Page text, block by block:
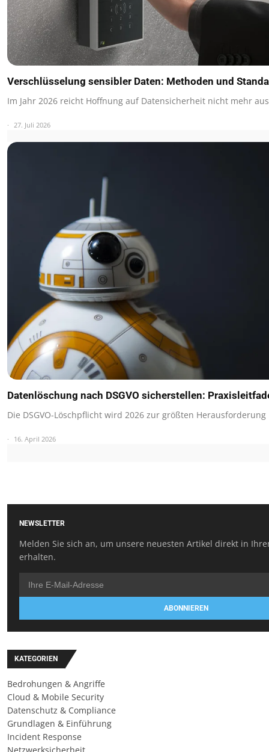
Verschlüsselung sensibler Daten: Methoden und
Im Jahr 2026 reicht Hoffnung auf Datensicherheit nicht mehr
27. Juli 2026
Datenlöschung nach DSGVO sicherstellen:
Die DSGVO-Löschpflicht wird 2026 zur größten
16. April 2026
NEWSLETTER
Melden Sie sich an, um unsere neuesten Artikel direkt in
erhalten.
ABONNIEREN
KATEGORIEN
Bedrohungen & Angriffe
Cloud & Mobile Security
Datenschutz & Compliance
Grundlagen & Einführung
Incident Response